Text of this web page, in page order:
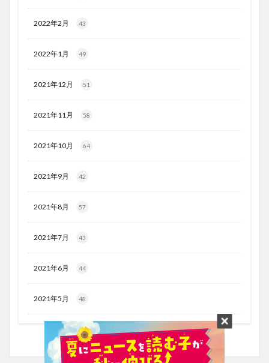
2022年2月 43
2022年1月 49
2021年12月 51
2021年11月 58
2021年10月 64
2021年9月 42
2021年8月 57
2021年7月 43
2021年6月 44
2021年5月 48